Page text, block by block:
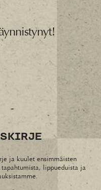
ja kuulet ensimmäisten
lippueduista ja